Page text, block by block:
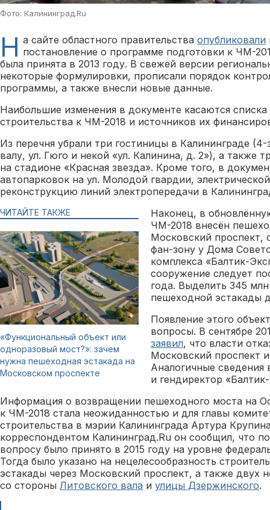
Фото: Калининград.Ru
Н а сайте областного правительства опубликовали
постановление о программе подготовки к ЧМ-
была принята в 2013 году. В свежей версии
некоторые формулировки, прописали порядок
программы, а также внесли новые данные.
Наибольшие изменения в документе касаются списка
строительства к ЧМ-2018 и источников их
Из перечня убрали три гостиницы в Калининграде
валу, ул. Гюго и некой «ул. Калинина, д. 2»), а также
на стадионе «Красная звезда». Кроме того, в
автопарковок на ул. Молодой гвардии,
реконструкцию линий электропередачи в
ЧИТАЙТЕ ТАКЖЕ
«Функциональный объект или
одноразовый мост?»: зачем
нужна пешеходная эстакада на
Московском проспекте
Наконец, в
ЧМ-2018 внесён
Московский
фан-зону у Дома
комплекса «Балтик-
сооружение следует
года. Выделить 345
пешеходной эстакады
Появление этого
вопросы. В сентябре
заявил, что власти
Московский проспект
Аналогичные
и гендиректор
Информация о возвращении пешеходного моста на
к ЧМ-2018 стала неожиданностью и для главы
строительства в мэрии Калининграда Артура
корреспондентом Калининград.Ru он сообщил, что
вопросу было принято в 2015 году на уровне
Тогда было указано на нецелесообразность
эстакады через Московский проспект, а также
со стороны Литовского вала и улицы Дзержинского.